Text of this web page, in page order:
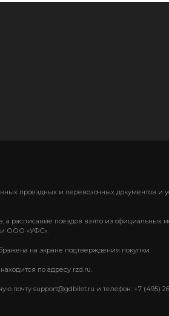
проездных и перевозочных документов
расписание поездов взято из
ООО «УФС».
на экране подтверждения покупки.
по адресу rzd.ru.
почту support@gdbilet.ru и телефон: +7 (495)